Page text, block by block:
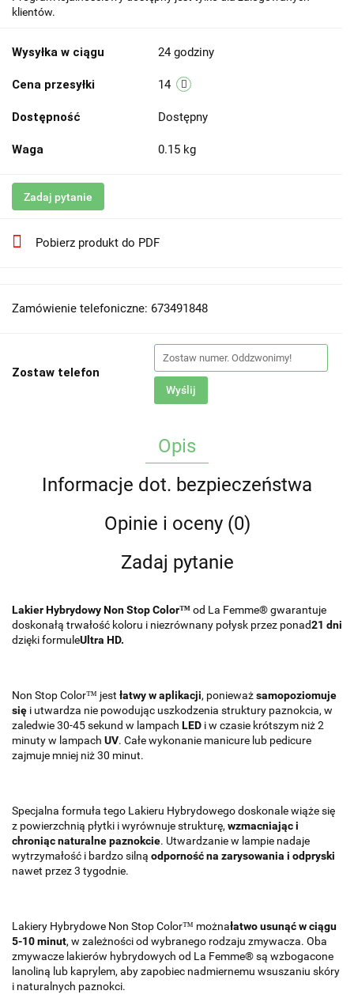
klientów.
Wysyłka w ciągu 24 godziny
Cena przesyłki 14
Dostępność Dostępny
Waga 0.15 kg
Zadaj pytanie
Pobierz produkt do PDF
Zamówienie telefoniczne: 673491848
Zostaw telefon
Wyślij
Opis
Informacje dot. bezpieczeństwa
Opinie i oceny (0)
Zadaj pytanie
Lakier Hybrydowy Non Stop Color™od La Femme® gwarantuje
doskonałą trwałość koloru i niezrównany połysk przez ponad21 dni
dzięki formuleUltra HD.
Non Stop Color™ jest łatwy w aplikacji, ponieważsamopoziomuje
się i utwardza nie powodując uszkodzenia struktury paznokcia, w
zaledwie 30-45 sekund w lampach LED i w czasie krótszym niż 2
minuty w lampach UV. Całe wykonanie manicure lub pedicure
zajmuje mniej niż 30 minut.
Specjalna formuła tego Lakieru Hybrydowego doskonale wiąże się
z powierzchnią płytki i wyrównuje strukturę, wzmacniając i
chroniąc naturalne paznokcie. Utwardzanie w lampie nadaje
wytrzymałość i bardzo silną odporność na zarysowania i odpryski
nawet przez 3 tygodnie.
Lakiery Hybrydowe Non Stop Color™ możnałatwo usunąć w ciągu
5-10 minut, w zależności od wybranego rodzaju zmywacza. Oba
zmywacze lakierów hybrydowych od La Femme® są wzbogacone
lanoliną lub kaprylem, aby zapobiec nadmiernemu wsuszaniu skóry
i naturalnych paznokci.